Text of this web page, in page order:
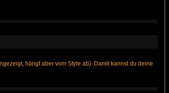
hängt aber vom Style ab). Damit kannst du deine